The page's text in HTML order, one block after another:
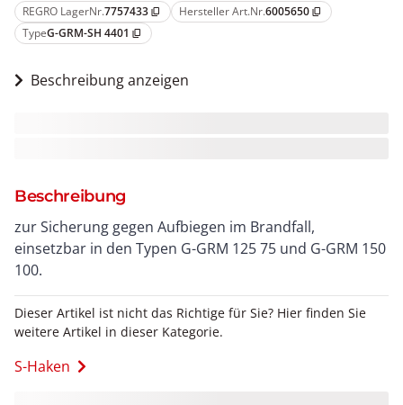
REGRO LagerNr.7757433 content_copy Hersteller Art.Nr.6005650 content_copy
TypeG-GRM-SH 4401 content_copy
Beschreibung anzeigen
Beschreibung
zur Sicherung gegen Aufbiegen im Brandfall,
einsetzbar in den Typen G-GRM 125 75 und G-GRM 150
100.
Dieser Artikel ist nicht das Richtige für Sie? Hier finden Sie
weitere Artikel in dieser Kategorie.
S-Haken